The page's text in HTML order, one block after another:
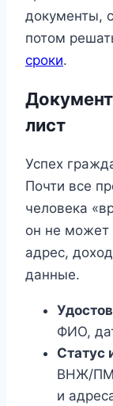
документы,
потом
сроки.
лист
Успех
Почти все
человека
он не может
адрес,
данные.
ФИО,
Статус
ВНЖ/
и